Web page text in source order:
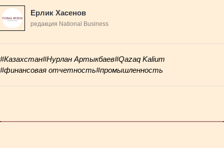
Ерлик Хасенов
редакция National Business
#Казахстан#Нурлан Артыкбаев#Qazaq Kalium
#финансовая отчетность#промышленность